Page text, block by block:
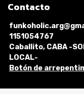
Contacto
1151054767
Caballito, CABA -
LOCAL-
Botón de